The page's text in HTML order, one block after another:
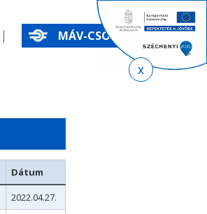
MÁV-CSOPORT
Dátum
2022.04.27.